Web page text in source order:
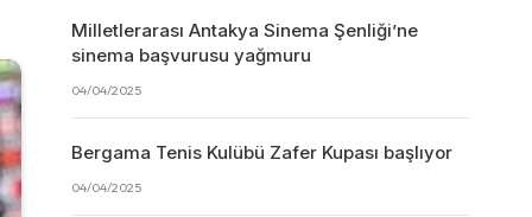
Milletlerarası Antakya Sinema Şenliği’ne
sinema başvurusu yağmuru
04/04/2025
Bergama Tenis Kulübü Zafer Kupası başlıyor
04/04/2025